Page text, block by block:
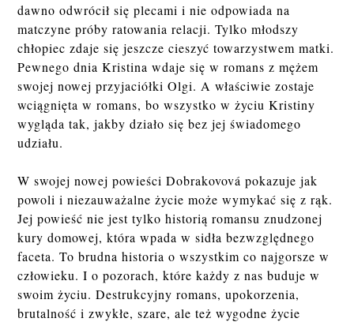
dawno odwrócił się plecami i nie odpowiada na
matczyne próby ratowania relacji. Tylko młodszy
chłopiec zdaje się jeszcze cieszyć towarzystwem matki.
Pewnego dnia Kristina wdaje się w romans z mężem
swojej nowej przyjaciółki Olgi. A właściwie zostaje
wciągnięta w romans, bo wszystko w życiu Kristiny
wygląda tak, jakby działo się bez jej świadomego
udziału.
W swojej nowej powieści Dobrakovová pokazuje jak
powoli i niezauważalne życie może wymykać się z rąk.
Jej powieść nie jest tylko historią romansu znudzonej
kury domowej, która wpada w sidła bezwzględnego
faceta. To brudna historia o wszystkim co najgorsze w
człowieku. I o pozorach, które każdy z nas buduje w
swoim życiu. Destrukcyjny romans, upokorzenia,
brutalność i zwykłe, szare, ale też wygodne życie